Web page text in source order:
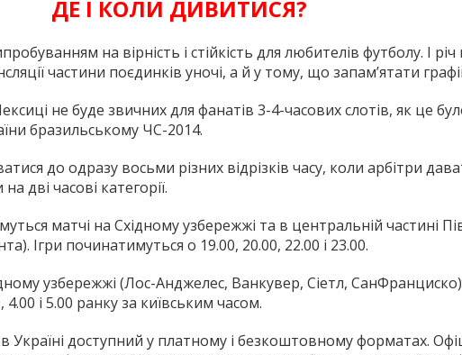
ДЕ І КОЛИ ДИВИТИСЯ?
на вірність і стійкість для любителів футболу. І
частини поєдинків уночі, а й у тому, що запам’ятати
не буде звичних для фанатів 3-4-часових слотів, як це
бразильському ЧС-2014.
до одразу восьми різних відрізків часу, коли арбітри
дві часові категорії.
матчі на Східному узбережжі та в центральній частині
Ігри починатимуться о 19.00, 20.00, 22.00 і 23.00.
узбережжі (Лос-Анджелес, Ванкувер, Сіетл,
і 5.00 ранку за київським часом.
доступний у платному і безкоштовному форматах.